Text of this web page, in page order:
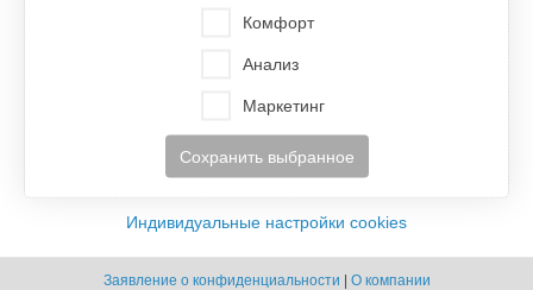
Об InterFriendship
Мы работаем честно и порядочно.
Комфорт
Анализ
Маркетинг
Сохранить выбранное
Индивидуальные настройки cookies
Заявление о конфиденциальности | О компании